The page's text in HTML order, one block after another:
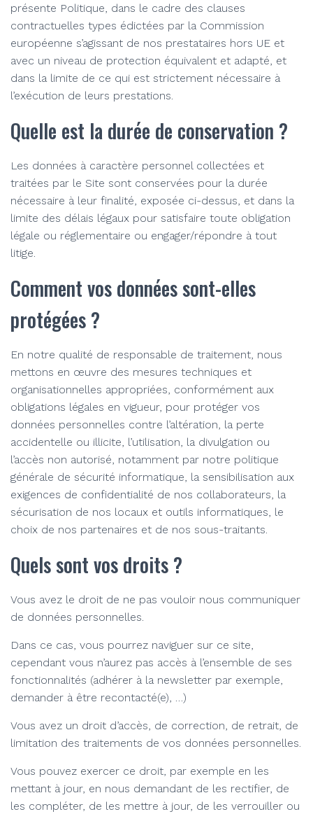
présente Politique, dans le cadre des clauses
contractuelles types édictées par la Commission
européenne s’agissant de nos prestataires hors UE et
avec un niveau de protection équivalent et adapté, et
dans la limite de ce qui est strictement nécessaire à
l’exécution de leurs prestations.
Quelle est la durée de conservation ?
Les données à caractère personnel collectées et
traitées par le Site sont conservées pour la durée
nécessaire à leur finalité, exposée ci-dessus, et dans la
limite des délais légaux pour satisfaire toute obligation
légale ou réglementaire ou engager/répondre à tout
litige.
Comment vos données sont-elles
protégées ?
En notre qualité de responsable de traitement, nous
mettons en œuvre des mesures techniques et
organisationnelles appropriées, conformément aux
obligations légales en vigueur, pour protéger vos
données personnelles contre l’altération, la perte
accidentelle ou illicite, l’utilisation, la divulgation ou
l’accès non autorisé, notamment par notre politique
générale de sécurité informatique, la sensibilisation aux
exigences de confidentialité de nos collaborateurs, la
sécurisation de nos locaux et outils informatiques, le
choix de nos partenaires et de nos sous-traitants.
Quels sont vos droits ?
Vous avez le droit de ne pas vouloir nous communiquer
de données personnelles.
Dans ce cas, vous pourrez naviguer sur ce site,
cependant vous n’aurez pas accès à l’ensemble de ses
fonctionnalités (adhérer à la newsletter par exemple,
demander à être recontacté(e), …)
Vous avez un droit d’accès, de correction, de retrait, de
limitation des traitements de vos données personnelles.
Vous pouvez exercer ce droit, par exemple en les
mettant à jour, en nous demandant de les rectifier, de
les compléter, de les mettre à jour, de les verrouiller ou